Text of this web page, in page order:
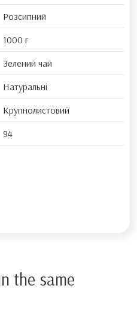
Розсипний
1000 г
Зелений чай
Натуральні
Крупнолистовий
94
the same